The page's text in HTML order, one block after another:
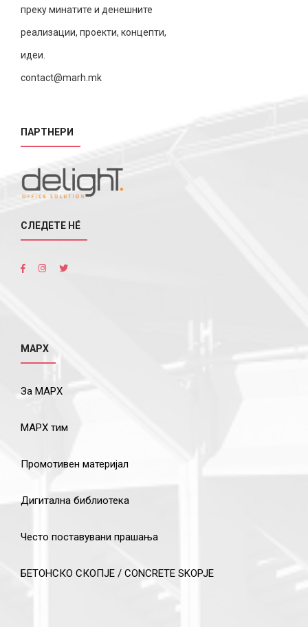
преку минатите и денешните
реализации, проекти, концепти,
идеи.
contact@marh.mk
ПАРТНЕРИ
СЛЕДЕТЕ НÉ
МАРХ
За МАРХ
МАРХ тим
Промотивен материјал
Дигитална библиотека
Често поставувани прашања
БЕТОНСКО СКОПЈЕ / CONCRETE SKOPJE